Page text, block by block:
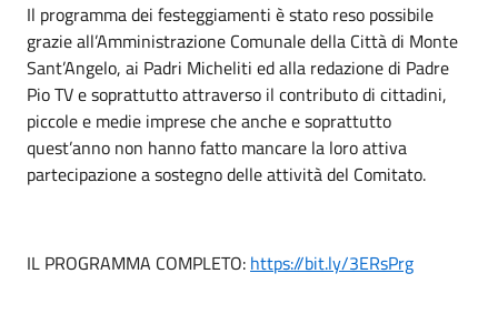
Il programma dei festeggiamenti è stato reso possibile
grazie all’Amministrazione Comunale della Città di Monte
Sant’Angelo, ai Padri Micheliti ed alla redazione di Padre
Pio TV e soprattutto attraverso il contributo di cittadini,
piccole e medie imprese che anche e soprattutto
quest’anno non hanno fatto mancare la loro attiva
partecipazione a sostegno delle attività del Comitato.
IL PROGRAMMA COMPLETO: https://bit.ly/3ERsPrg